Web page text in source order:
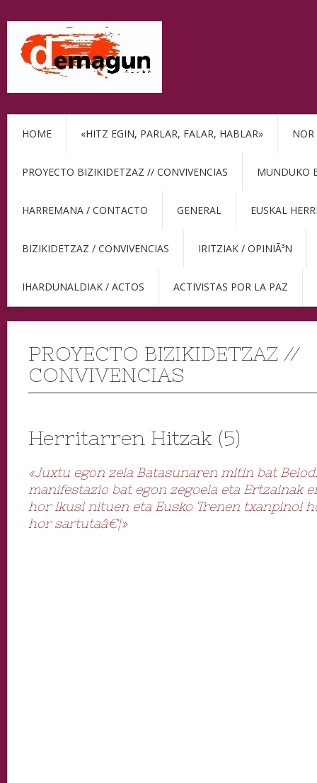
HOME «HITZ EGIN, PARLAR, FALAR, HABLAR» NOR
PROYECTO BIZIKIDETZAZ // CONVIVENCIAS MUNDUKO
HARREMANA / CONTACTO GENERAL EUSKAL
BIZIKIDETZAZ / CONVIVENCIAS IRITZIAK / OPINIÃ³N
IHARDUNALDIAK / ACTOS ACTIVISTAS POR LA PAZ
PROYECTO BIZIKIDETZAZ //
CONVIVENCIAS
Herritarren Hitzak (5)
«Juxtu egon zela Batasunaren mitin bat
manifestazio bat egon zegoela eta Ertzainak
hor ikusi nituen eta Eusko Trenen txanpinoi
hor sartutaâ€¦»